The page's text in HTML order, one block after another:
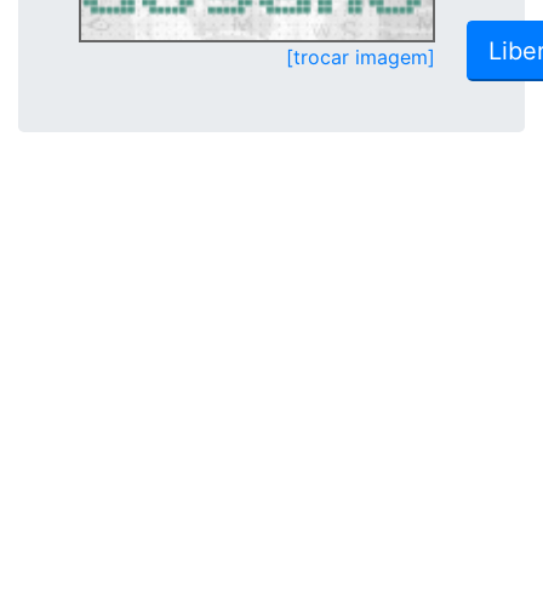
[trocar imagem]